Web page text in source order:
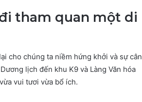
tham quan một di
cho chúng ta niềm hứng khởi và sự cân
lịch đến khu K9 và Làng Văn hóa
vui tươi vừa bổ ích.